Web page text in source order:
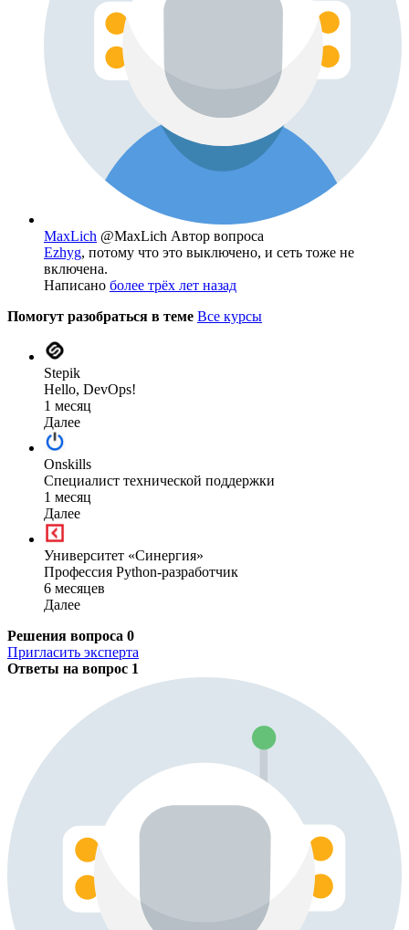
MaxLich @MaxLich Автор вопроса
Ezhyg, потому что это выключено, и сеть тоже не
включена.
Написано более трёх лет назад
Помогут разобраться в теме Все курсы
Stepik
Hello, DevOps!
1 месяц
Далее
Onskills
Специалист технической поддержки
1 месяц
Далее
Университет «Синергия»
Профессия Python-разработчик
6 месяцев
Далее
Решения вопроса 0
Пригласить эксперта
Ответы на вопрос 1